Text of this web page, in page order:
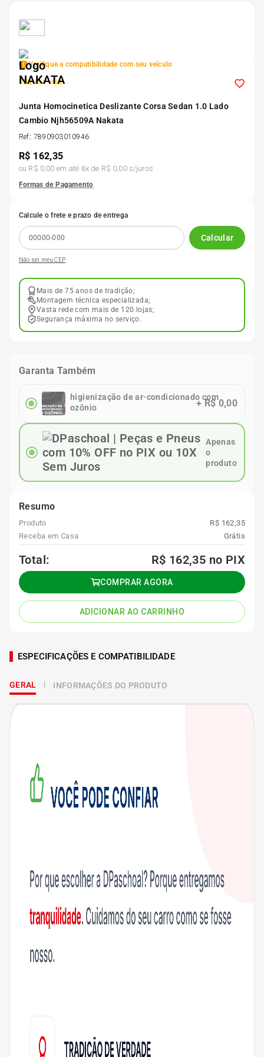
Verifique a compatibilidade com seu veículo
Clique e veja!
Junta Homocinetica Deslizante Corsa Sedan 1.0 Lado
Cambio Njh56509A Nakata
Ref: 7890903010946
R$ 162,35
ou R$ 0,00 em até 6x de R$ 0,00s/juros
Formas de Pagamento
Calcule o frete e prazo de entrega
Calcular
Não sei meu CEP
Mais de 75 anos de tradição;
Montagem técnica especializada;
Vasta rede com mais de 120 lojas;
Segurança máxima no serviço.
Garanta Também
higienização de ar-condicionado com
ozônio
+R$ 0,00
Apenas
o
produto
Resumo
Produto
R$ 162,35
Receba em Casa
Grátis
Total: R$ 162,35 no PIX
COMPRAR AGORA
ADICIONAR AO CARRINHO
ESPECIFICAÇÕES E COMPATIBILIDADE
GERAL INFORMAÇÕES DO PRODUTO
5º
7
8º 185 60r15
9º 195 55r15